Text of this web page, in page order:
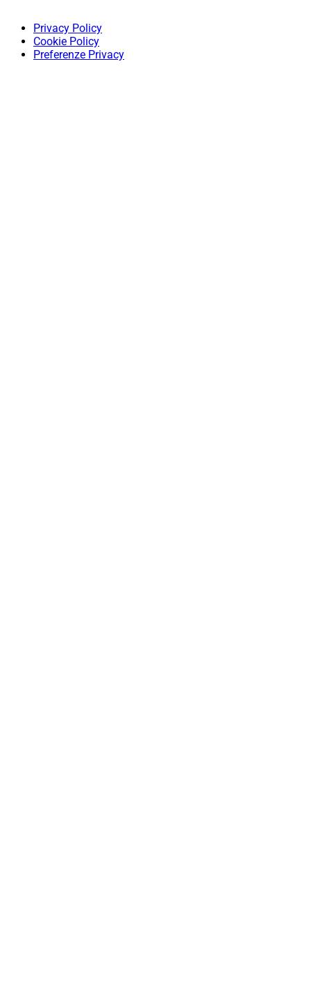
Privacy Policy
Cookie Policy
Preferenze Privacy